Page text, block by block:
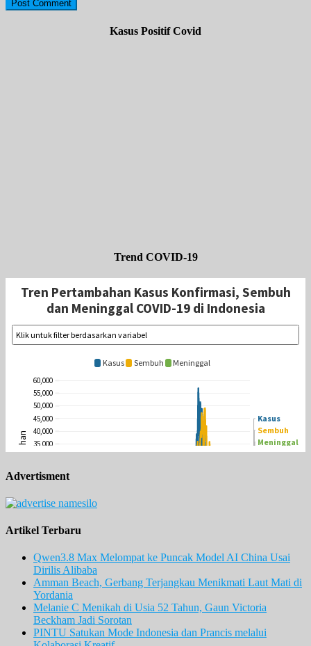
Kasus Positif Covid
Trend COVID-19
Advertisment
Artikel Terbaru
Qwen3.8 Max Melompat ke Puncak Model AI China Usai
Dirilis Alibaba
Amman Beach, Gerbang Terjangkau Menikmati Laut Mati di
Yordania
Melanie C Menikah di Usia 52 Tahun, Gaun Victoria
Beckham Jadi Sorotan
PINTU Satukan Mode Indonesia dan Prancis melalui